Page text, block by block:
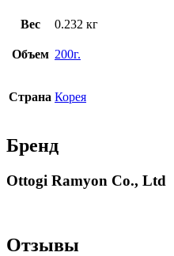
Вес 0.232 кг
Объем 200г.
Страна Корея
Бренд
Ottogi Ramyon Co., Ltd
Отзывы